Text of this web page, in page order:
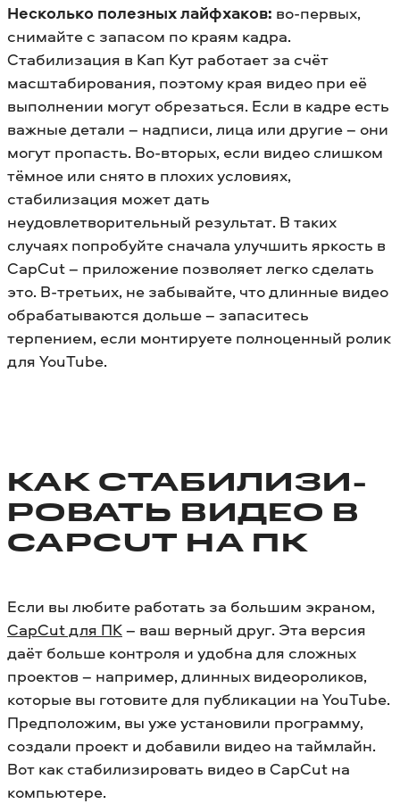
Несколько полезных лайфхаков: во-первых,
снимайте с запасом по краям кадра.
Стабилизация в Кап Кут работает за счёт
масштабирования, поэтому края видео при её
выполнении могут обрезаться. Если в кадре есть
важные детали – надписи, лица или другие – они
могут пропасть. Во-вторых, если видео слишком
тёмное или снято в плохих условиях,
стабилизация может дать
неудовлетворительный результат. В таких
случаях попробуйте сначала улучшить яркость в
CapCut – приложение позволяет легко сделать
это. В-третьих, не забывайте, что длинные видео
обрабатываются дольше – запаситесь
терпением, если монтируете полноценный ролик
для YouTube.
КАК СТАБИЛИЗИ­
РОВАТЬ ВИДЕО В
CAPCUT НА ПК
Если вы любите работать за большим экраном,
CapCut для ПК– ваш верный друг. Эта версия
даёт больше контроля и удобна для сложных
проектов – например, длинных видеороликов,
которые вы готовите для публикации на YouTube.
Предположим, вы уже установили программу,
создали проект и добавили видео на таймлайн.
Вот как стабилизировать видео в CapCut на
компьютере.